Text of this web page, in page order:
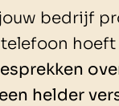
bedrijf
hoeft
helder